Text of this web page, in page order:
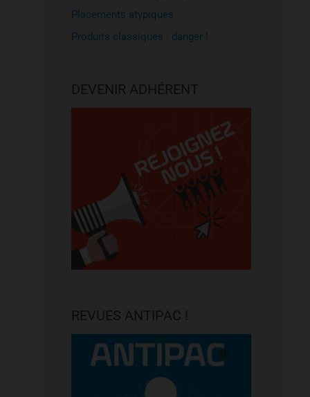
Placements atypiques
Produits classiques : danger !
DEVENIR ADHÉRENT
REVUES ANTIPAC !